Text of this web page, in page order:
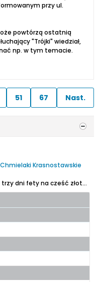
przy ul.
powtórzą ostatnią
"Trójki" wiedział,
np. w tym temacie.
51 67 Nast.
Chmielaki Krasnostawskie
𝐍𝐚𝐣𝐬𝐭𝐚𝐫𝐬𝐳𝐲 𝐟𝐞𝐬𝐭𝐢𝐰𝐚𝐥 𝐩𝐢𝐰𝐧𝐲 𝐰 𝐤𝐫𝐚𝐣𝐮 to trzy dni fety na cześć złotego trunku, kilkadziesiąt browarów z całej Polski i zagranicy, największy konsumencki konkurs piw, korowód pełen barw, półmaraton dla wytrwałych,...